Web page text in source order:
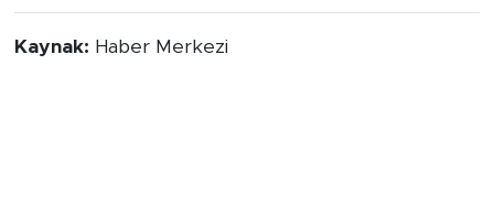
Kaynak: Haber Merkezi